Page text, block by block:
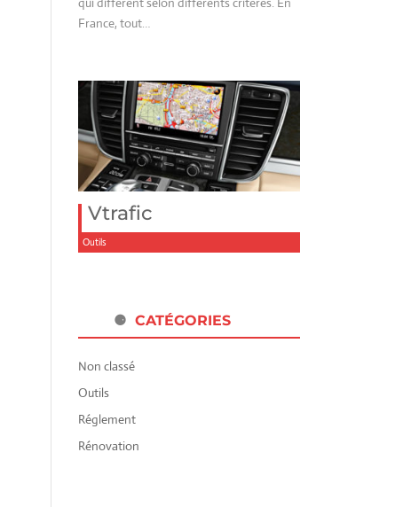
France, tout…
Vtrafic
Outils
CATÉGORIES
Non classé
Outils
Réglement
Rénovation